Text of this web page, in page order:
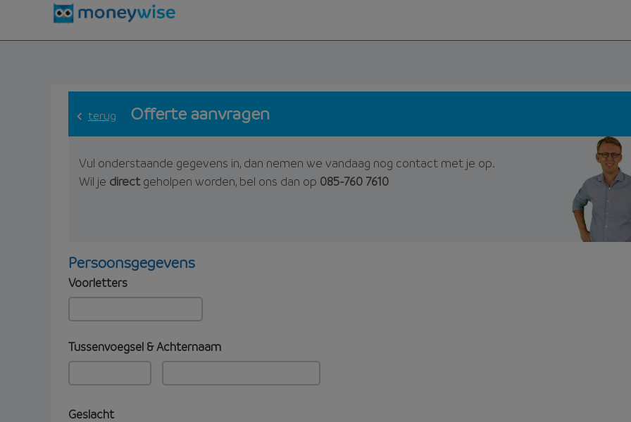
terug Offerte aanvragen
Vul onderstaande gegevens in, dan nemen we vandaag nog contact met je op.
Wil je directgeholpen worden, bel ons dan op 085-760 7610
Persoonsgegevens
Voorletters
Tussenvoegsel & Achternaam
Geslacht